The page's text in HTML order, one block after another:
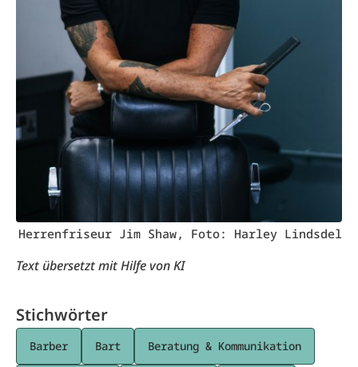
Herrenfriseur Jim Shaw, Foto: Harley Lindsdel
Text übersetzt mit Hilfe von KI
Stichwörter
Barber Bart Beratung & Kommunikation